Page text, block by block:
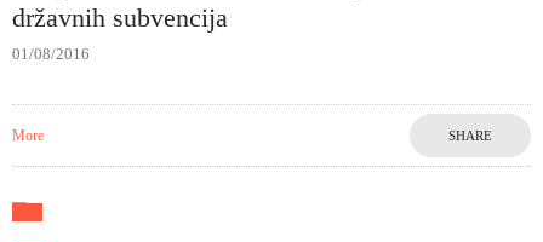
državnih subvencija
01/08/2016
More SHARE